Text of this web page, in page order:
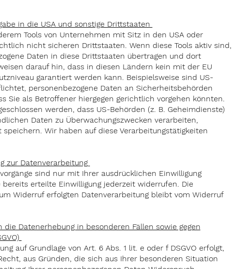
in die USA und sonstige Drittstaaten
Tools von Unternehmen mit Sitz in den USA oder
nicht sicheren Drittstaaten. Wenn diese Tools aktiv sind,
Daten in diese Drittstaaten übertragen und dort
darauf hin, dass in diesen Ländern kein mit der EU
garantiert werden kann. Beispielsweise sind US-
personenbezogene Daten an Sicherheitsbehörden
Sie als Betroffener hiergegen gerichtlich vorgehen könnten.
werden, dass US-Behörden (z. B. Geheimdienste)
Daten zu Überwachungszwecken verarbeiten,
Wir haben auf diese Verarbeitungstätigkeiten
zur Datenverarbeitung
sind nur mit Ihrer ausdrücklichen Einwilligung
bereits erteilte Einwilligung jederzeit widerrufen. Die
Widerruf erfolgten Datenverarbeitung bleibt vom Widerruf
die Datenerhebung in besonderen Fällen sowie gegen
auf Grundlage von Art. 6 Abs. 1 lit. e oder f DSGVO erfolgt,
aus Gründen, die sich aus Ihrer besonderen Situation